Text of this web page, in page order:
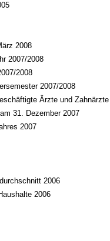
2008
2007/2008
2008
2007/2008
Ärzte und
31. Dezember 2007
2007
2006
2006